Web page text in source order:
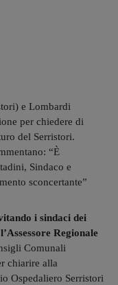
e Lombardi
per chiedere di
del Serristori.
“È
Sindaco e
sconcertante”
i sindaci dei
Regionale
Comunali
chiarire alla
Ospedaliero Serristori